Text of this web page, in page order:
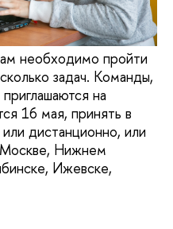
необходимо пройти
задач. Команды,
на
16 мая, принять в
дистанционно, или
Нижнем
Ижевске,